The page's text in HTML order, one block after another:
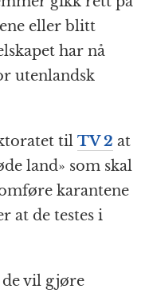
eller blitt
har nå
utenlandsk
til TV 2 at
land» som skal
karantene
at de testes i
vil gjøre